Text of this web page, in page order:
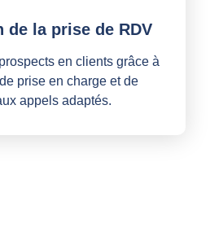
la prise de RDV
en clients grâce à
prise en charge et de
appels adaptés.